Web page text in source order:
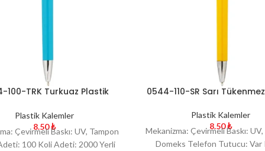
100-TRK Turkuaz Plastik
Plastik Kalemler
8.50₺
Çevirmeli Baskı: UV, Tampon
100 Koli Adeti: 2000 Yerli
0544-110-SR Sarı
Plastik Kalemler
8.50₺
Mekanizma: Çevirmeli Baskı:
Domeks Telefon Tutucu: Var